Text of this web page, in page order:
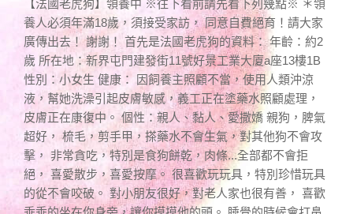
【法國老虎狗】領養中 ※往下看前請先看下列幾點※ ＊領
養人必須年滿18歲，須接受家訪， 同意自費絕育！請大家
廣傳出去！ 謝謝！ 首先是法國老虎狗的資料： 年齡：約2
歲 所在地：新界屯門建發街11號好景工業大廈a座13樓1B
性別：小女生 健康： 因飼養主照顧不當，使用人類沖涼
液，幫她洗澡引起皮膚敏感，義工正在塗藥水照顧處理，
皮膚正在康復中。 個性：親人、黏人、愛撒嬌 親狗，脾氣
超好， 梳毛，剪手甲，搽藥水不會生氣，對其他狗不會攻
擊， 非常貪吃，特別是食狗餅乾，肉條...全部都不會拒
絕， 喜愛散步，喜愛按摩。 很喜歡玩玩具，特別珍惜玩具
的從不會咬破。 對小朋友很好，對老人家也很有善， 喜歡